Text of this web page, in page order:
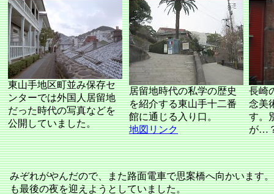
東山手地区町並み保存セ
ンターでは外国人居留地
だった時代の写真などを
公開していました。
居留地時代の私学の歴史
を紹介する東山手十二番
館に通じる入り口。
地図リンク
長崎
念美
す。
が…
みぞれがやんだので、また路面電車で思案橋へ向かいます
も最後の夜を迎えようとしていました。